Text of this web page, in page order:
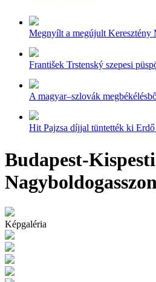
Megnyílt a megújult Keresztény
František Trstenský szepesi
A magyar–szlovák
Hit Pajzsa díjjal tüntették ki
Budapest-Kispesti
Képgaléria